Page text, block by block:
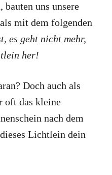
uns unsere
mit dem folgenden
es geht nicht mehr,
her!
Doch auch als
oft das kleine
nach dem
Lichtlein dein